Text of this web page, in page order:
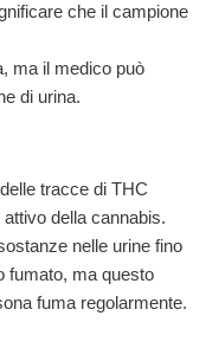
che il campione
ma il medico può
di urina.
tracce di THC
della cannabis.
nelle urine fino
fumato, ma questo
fuma regolarmente.